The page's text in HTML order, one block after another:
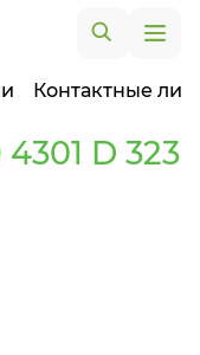
Контактные
D 323